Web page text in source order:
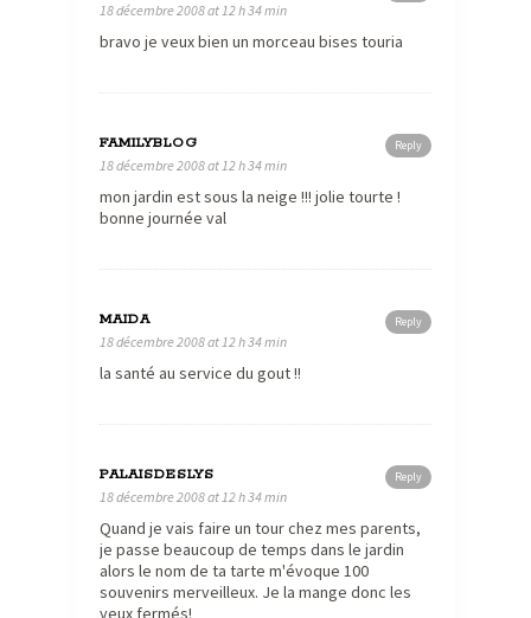
18 décembre 2008 at 12 h 34 min
bravo je veux bien un morceau bises touria
Reply
FAMILYBLOG
18 décembre 2008 at 12 h 34 min
mon jardin est sous la neige !!! jolie tourte !
bonne journée val
Reply
MAIDA
18 décembre 2008 at 12 h 34 min
la santé au service du gout !!
Reply
PALAISDESLYS
18 décembre 2008 at 12 h 34 min
Quand je vais faire un tour chez mes parents,
je passe beaucoup de temps dans le jardin
alors le nom de ta tarte m'évoque 100
souvenirs merveilleux. Je la mange donc les
yeux fermés!